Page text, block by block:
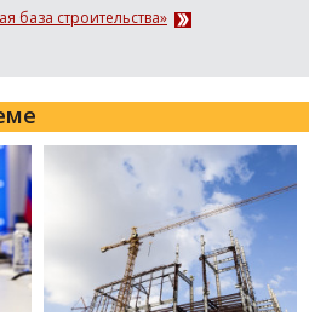
база строительства»